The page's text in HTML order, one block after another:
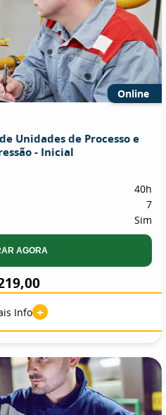
Online
Unidades de Processo e
- Inicial
40h
7
Sim
AGORA
Info +